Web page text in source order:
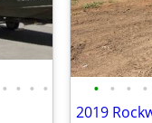
• • • • • • • •
2019